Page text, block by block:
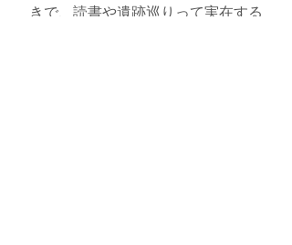
きで、読書や遺跡巡りって実在する